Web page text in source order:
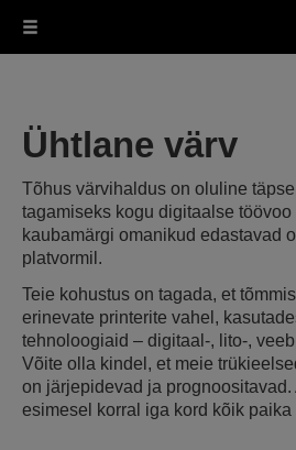
Ühtlane värv
Tõhus värvihaldus on oluline
tagamiseks kogu digitaalse töövoo
kaubamärgi omanikud edastavad
platvormil.
Teie kohustus on tagada, et
erinevate printerite vahel,
tehnoloogiaid – digitaal-, lito-,
Võite olla kindel, et meie
on järjepidevad ja prognoositavad.
esimesel korral iga kord kõik paika